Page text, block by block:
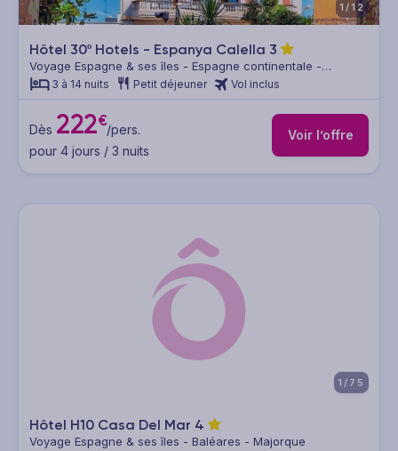
1/12
Hôtel 30º Hotels - Espanya Calella 3
Voyage Espagne & ses îles - Espagne continentale -
Barcelone & sa région
3 à 14 nuits Petit déjeuner Vol inclus
Dès 222€/pers.
pour 4 jours / 3 nuits
Voir l’offre
1/75
Hôtel H10 Casa Del Mar 4
Voyage Espagne & ses îles - Baléares - Majorque